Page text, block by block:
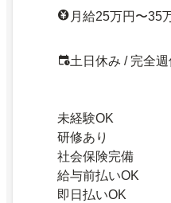
月給25万円〜35
土日休み / 完全
未経験OK
研修あり
社会保険完備
給与前払いOK
即日払いOK